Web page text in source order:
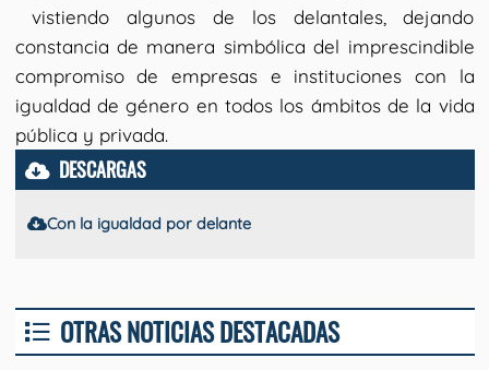
vistiendo algunos de los delantales, dejando
constancia de manera simbólica del imprescindible
compromiso de empresas e instituciones con la
igualdad de género en todos los ámbitos de la vida
pública y privada.
DESCARGAS
Con la igualdad por delante
OTRAS NOTICIAS DESTACADAS